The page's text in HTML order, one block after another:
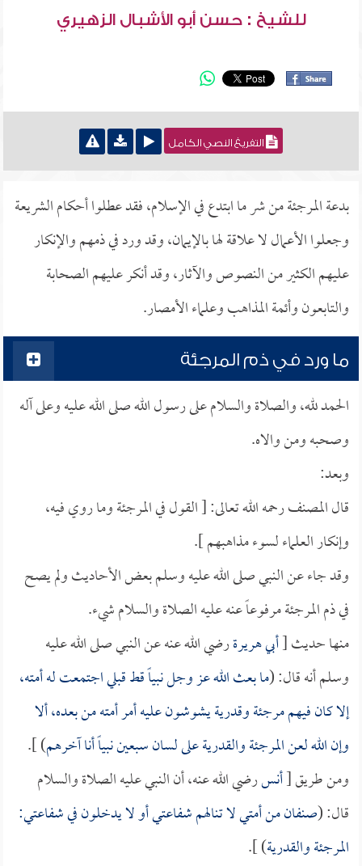
للشيخ : حسن أبو الأشبال الزهيري
التفريغ النصي الكامل
بدعة المرجئة من شر ما ابتدع في الإسلام، فقد عطلوا أحكام الشريعة
وجعلوا الأعمال لا علاقة لها بالإيمان، وقد ورد في ذمهم والإنكار
عليهم الكثير من النصوص والآثار، وقد أنكر عليهم الصحابة
والتابعون وأئمة المذاهب وعلماء الأمصار.
ما ورد في ذم المرجئة
الحمد لله، والصلاة والسلام على رسول الله صلى الله عليه وعلى آله
وصحبه ومن والاه.
وبعد:
قال المصنف رحمه الله تعالى: [ القول في المرجئة وما روي فيه،
وإنكار العلماء لسوء مذاهبهم ].
وقد جاء عن النبي صلى الله عليه وسلم بعض الأحاديث ولم يصح
في ذم المرجئة مرفوعاً عنه عليه الصلاة والسلام شيء.
منها حديث [أبي هريرةرضي الله عنه عن النبي صلى الله عليه
وسلم أنه قال: (ما بعث الله عز وجل نبياً قط قبلي اجتمعت له أمته،
إلا كان فيهم مرجئة وقدرية يشوشون عليه أمر أمته من بعده، ألا
وإن الله لعن المرجئة والقدرية على لسان سبعين نبياً أنا آخرهم) ].
ومن طريق [أنسرضي الله عنه، أن النبي عليه الصلاة والسلام
قال: (صنفان من أمتي لا تنالهم شفاعتي أو لا يدخلون في شفاعتي:
المرجئة والقدرية) ].